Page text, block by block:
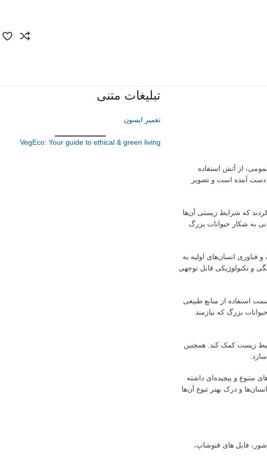
از آتش استفاده
دست آمده است و تصویر
که شرایط زیستی آن‌ها
به شکار حیوانات بزرگ
انسان‌های اولیه به
و تکنولوژیکی قابل توجهی
استفاده از منابع طبیعی
بزرگ که نیازمند
زیست کمک کند. همچنین
متنوع و پیچیده‌ای داشته
و درک بهتر تنوع آن‌ها
فایل های فتوشاپ،
تبلیغات متنی
تعمیر اپسون
VegEco: Your guide to ethical & green living